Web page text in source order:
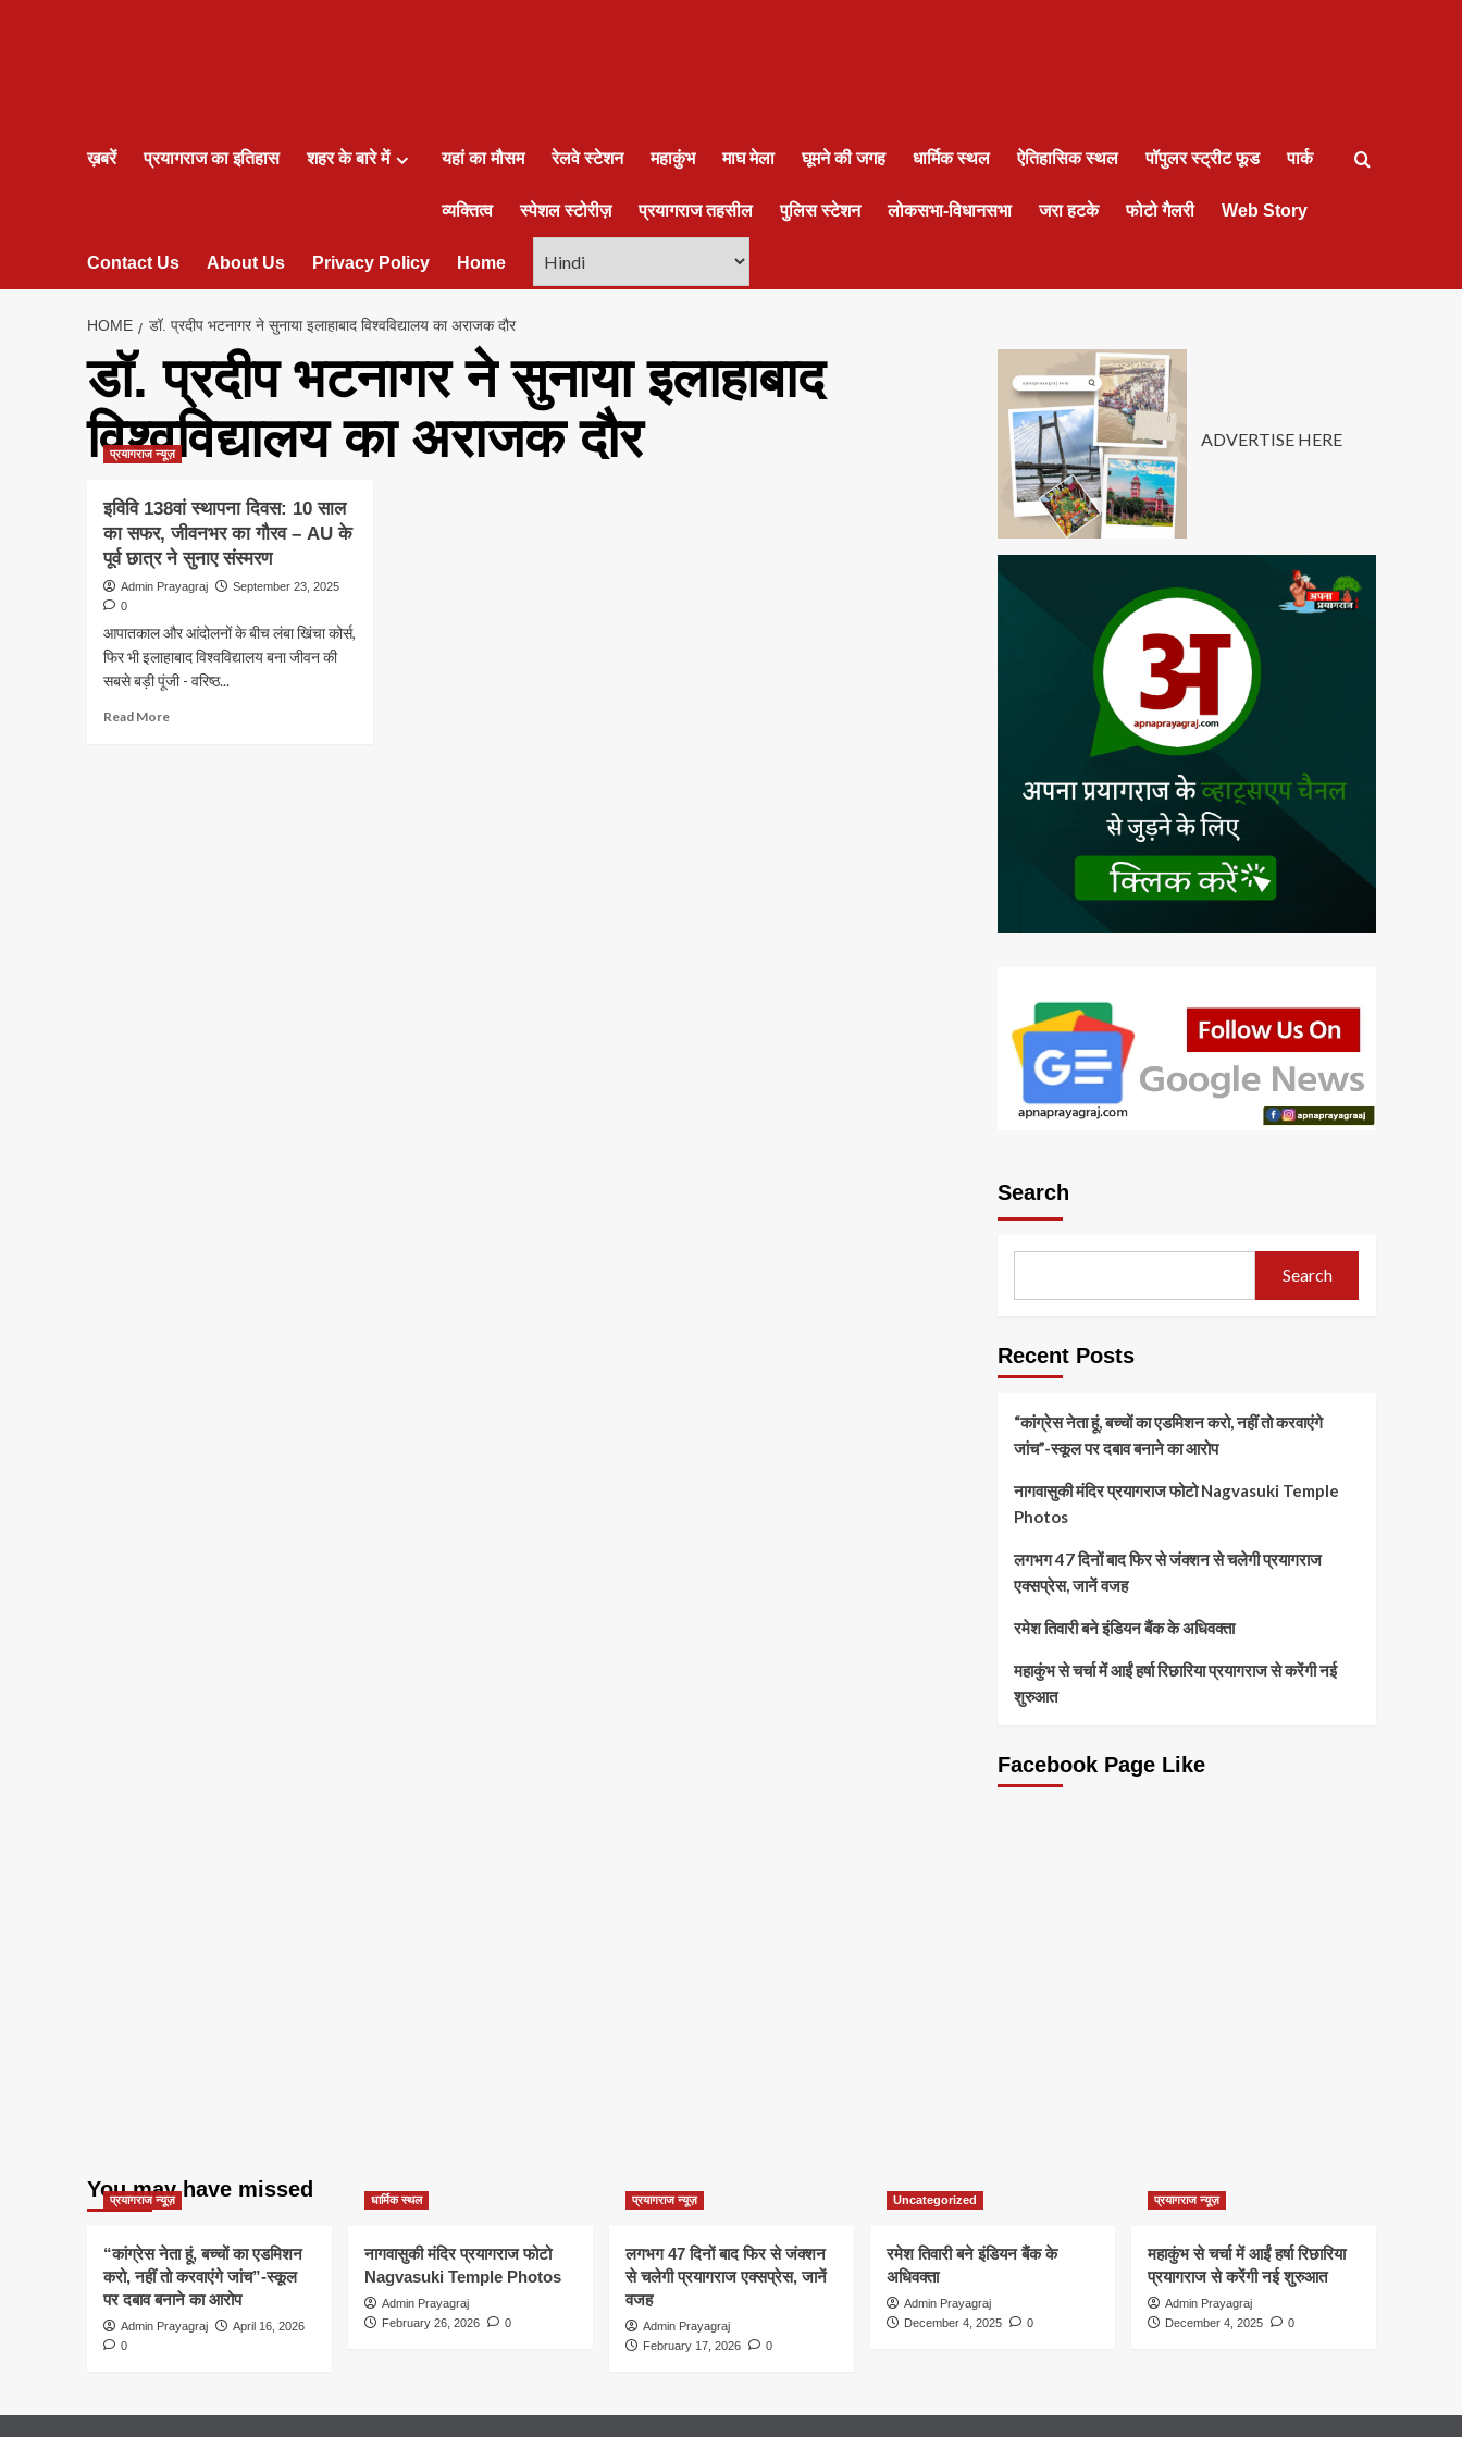
ख़बरें प्रयागराज का इतिहास शहर के बारे में यहां का मौसम रेलवे स्टेशन महाकुंभ माघ मेला घूमने की जगह धार्मिक स्थल ऐतिहासिक स्थल पॉपुलर स्ट्रीट फूड पार्क
व्यक्तित्व स्पेशल स्टोरीज़ प्रयागराज तहसील पुलिस स्टेशन लोकसभा-विधानसभा जरा हटके फोटो गैलरी Web Story
Contact Us About Us Privacy Policy Home
HOME डॉ. प्रदीप भटनागर ने सुनाया इलाहाबाद विश्वविद्यालय का अराजक दौर
डॉ. प्रदीप भटनागर ने सुनाया इलाहाबाद
विश्वविद्यालय का अराजक दौर
प्रयागराज न्यूज़
इविवि 138वां स्थापना दिवस: 10 साल
का सफर, जीवनभर का गौरव – AU के
पूर्व छात्र ने सुनाए संस्मरण
Admin Prayagraj
September 23, 2025
0
आपातकाल और आंदोलनों के बीच लंबा खिंचा कोर्स,
फिर भी इलाहाबाद विश्वविद्यालय बना जीवन की
सबसे बड़ी पूंजी - वरिष्ठ...
Read MoreRead
ADVERTISE HERE
Search
Search
Recent Posts
“कांग्रेस नेता हूं, बच्चों का एडमिशन करो, नहीं तो करवाएंगे
जांच”-स्कूल पर दबाव बनाने का आरोप
नागवासुकी मंदिर प्रयागराज फोटो Nagvasuki Temple
Photos
लगभग 47 दिनों बाद फिर से जंक्शन से चलेगी प्रयागराज
एक्सप्रेस, जानें वजह
रमेश तिवारी बने इंडियन बैंक के अधिवक्ता
महाकुंभ से चर्चा में आईं हर्षा रिछारिया प्रयागराज से करेंगी नई
शुरुआत
Facebook Page Like
You may have missed
प्रयागराज न्यूज़
“कांग्रेस नेता हूं, बच्चों का एडमिशन
करो, नहीं तो करवाएंगे जांच”-स्कूल
पर दबाव बनाने का आरोप
Admin Prayagraj
April 16, 2026
0
धार्मिक स्थल
नागवासुकी मंदिर प्रयागराज फोटो
Nagvasuki Temple Photos
Admin Prayagraj
February 26, 2026
0
प्रयागराज न्यूज़
लगभग 47 दिनों बाद फिर से जंक्शन
से चलेगी प्रयागराज एक्सप्रेस, जानें
वजह
Admin Prayagraj
February 17, 2026
0
Uncategorized
रमेश तिवारी बने इंडियन बैंक के
अधिवक्ता
Admin Prayagraj
December 4, 2025
0
प्रयागराज न्यूज़
महाकुंभ से चर्चा में आईं हर्षा रिछारिया
प्रयागराज से करेंगी नई शुरुआत
Admin Prayagraj
December 4, 2025
0